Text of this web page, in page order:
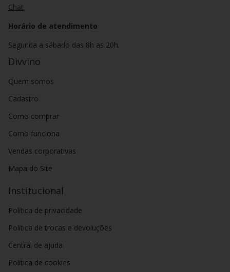
Chat
Horário de atendimento
Segunda a sábado das 8h as 20h.
Divvino
Quem somos
Cadastro
Como comprar
Como funciona
Vendas corporativas
Mapa do Site
Institucional
Política de privacidade
Política de trocas e devoluções
Central de ajuda
Política de cookies